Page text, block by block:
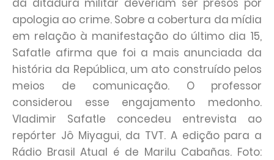
apologia ao crime. Sobre a cobertura da mídia
em relação à manifestação do último dia 15,
Safatle afirma que foi a mais anunciada da
história da República, um ato construído pelos
meios de comunicação. O professor
considerou esse engajamento medonho.
Vladimir Safatle concedeu entrevista ao
repórter Jô Miyagui, da TVT. A edição para a
Rádio Brasil Atual é de Marilu Cabañas. Foto: